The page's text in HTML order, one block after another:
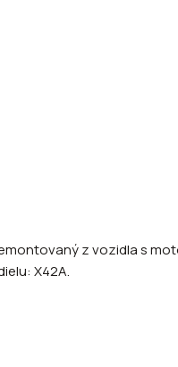
z vozidla s
X42A.